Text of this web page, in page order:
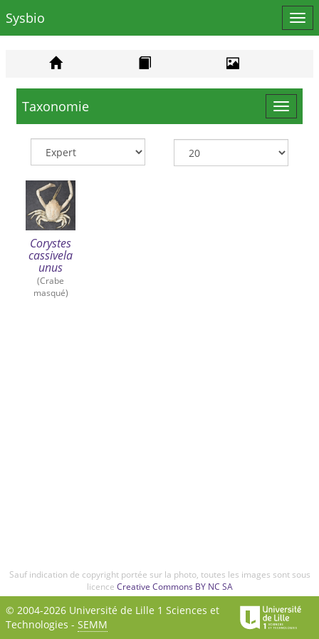
le
Sysbio
Toggle
Taxonomie
Corystes
cassivela
unus
(Crabe
masqué)
Sauf indication de copyright portée sur la photo, toutes les images sont sous
licence Creative Commons BY NC SA
© 2004-2026 Université de Lille 1 Sciences et
Technologies - SEMM